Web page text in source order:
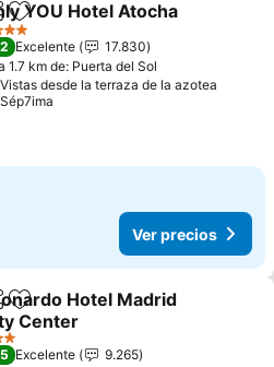
Agregar a favoritos
YOU Hotel Atocha
Excelente
17.830
1.7 km de: Puerta del Sol
Vistas desde la terraza de la azotea
Sép7ima
Ver precios
Agregar a favoritos
Hotel Madrid
Center
precios
Excelente
9.265